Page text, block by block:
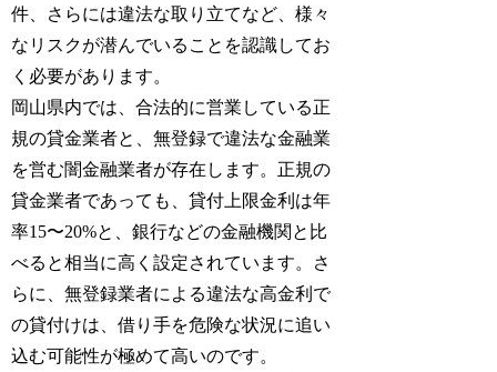
件、さらには違法な取り立てなど、様々
なリスクが潜んでいることを認識してお
く必要があります。
岡山県内では、合法的に営業している正
規の貸金業者と、無登録で違法な金融業
を営む闇金融業者が存在します。正規の
貸金業者であっても、貸付上限金利は年
率15〜20%と、銀行などの金融機関と比
べると相当に高く設定されています。さ
らに、無登録業者による違法な高金利で
の貸付けは、借り手を危険な状況に追い
込む可能性が極めて高いのです。